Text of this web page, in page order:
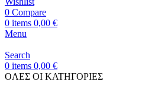
0 Compare
0 items 0,00 €
Menu
Search
0 items 0,00 €
OΛΕΣ ΟΙ ΚΑΤΗΓΟΡΙΕΣ